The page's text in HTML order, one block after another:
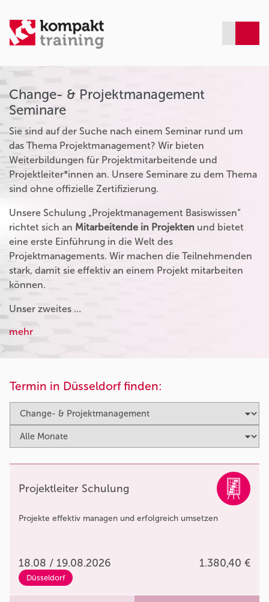
Change- & Projektmanagement
Seminare
Sie sind auf der Suche nach einem Seminar rund um
das Thema Projektmanagement? Wir bieten
Weiterbildungen für Projektmitarbeitende und
Projektleiter*innen an. Unsere Seminare zu dem Thema
sind ohne offizielle Zertifizierung.
Unsere Schulung „Projektmanagement Basiswissen“
richtet sich an Mitarbeitende in Projekten und bietet
eine erste Einführung in die Welt des
Projektmanagements. Wir machen die Teilnehmenden
stark, damit sie effektiv an einem Projekt mitarbeiten
können.
Unser zweites …
mehr
Termin in Düsseldorf finden:
Projektleiter Schulung
Projekte effektiv managen und erfolgreich umsetzen
18.08 / 19.08.2026 1.380,40 €
Düsseldorf